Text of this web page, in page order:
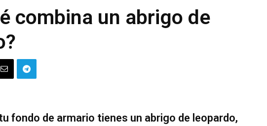
combina un abrigo de
fondo de armario tienes un abrigo de leopardo,